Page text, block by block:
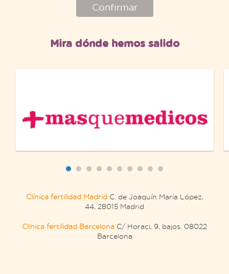
Confirmar
Mira dónde hemos salido
Clínica fertilidad MadridC. de Joaquín María López,
44, 28015 Madrid
Clínica fertilidad Barcelona C/ Horaci, 9, bajos. 08022
Barcelona